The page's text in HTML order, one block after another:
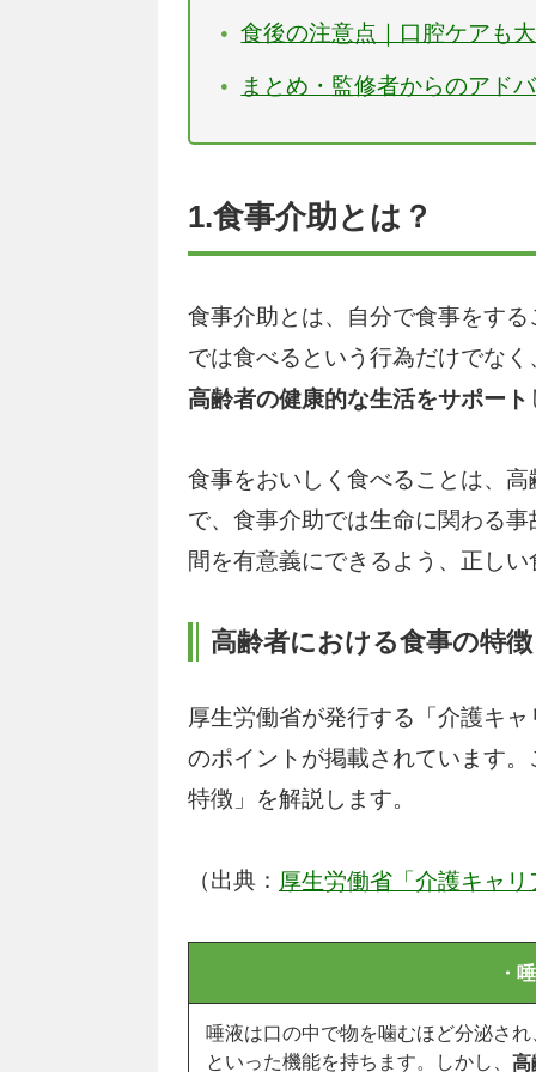
食後の注意点｜口腔ケアも
まとめ・監修者からのアド
1.食事介助とは？
食事介助とは、自分で食事をす
では食べるという行為だけでなく
高齢者の健康的な生活をサポート
食事をおいしく食べることは、
で、食事介助では生命に関わる
間を有意義にできるよう、正し
高齢者における食事の特徴
厚生労働省が発行する「介護キ
のポイントが掲載されています
特徴」を解説します。
（出典： 厚生労働省「介護キャ
・
唾液は口の中で物を噛むほど分泌さ
といった機能を持ちます。しかし、 高